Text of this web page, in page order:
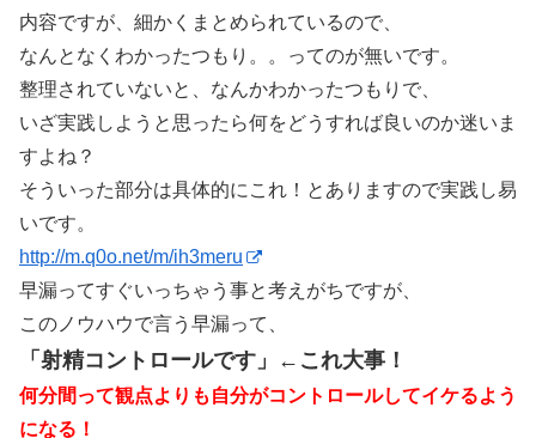
内容ですが、細かくまとめられているので、
なんとなくわかったつもり。。ってのが無いです。
整理されていないと、なんかわかったつもりで、
いざ実践しようと思ったら何をどうすれば良いのか迷いま
すよね？
そういった部分は具体的にこれ！とありますので実践し易
いです。
http://m.q0o.net/m/ih3meru
早漏ってすぐいっちゃう事と考えがちですが、
このノウハウで言う早漏って、
「射精コントロールです」←これ大事！
何分間って観点よりも自分がコントロールしてイケるよう
になる！